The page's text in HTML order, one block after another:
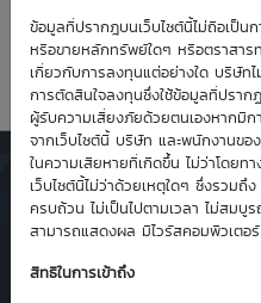
ข้อมูลที่ปรากฎบนเว็บไซต์นี้ไม่ถือเป็น
หรือขายหลักทรัพย์ใดๆ หรือตราสาร
เกี่ยวกับการลงทุนแต่อย่างใด บริษัท
การตัดสินใจลงทุนซึ่งใช้ข้อมูลที่ปราก
ผู้รับความเสี่ยงภัยด้วยตนเองหากมีก
จากเว็บไซต์นี้ บริษัท และพนักงานข
ในความเสียหายที่เกิดขึ้น ไม่ว่าโดยท
เว็บไซต์นี้ไม่ว่าด้วยเหตุใดๆ ซึ่งรวม
ครบถ้วน ไม่เป็นไปตามเวลา ไม่สม
สามารถแสดงผล มีไวรัสคอมพิวเตอ
สิทธิในการเข้าถึง
Time Decay
-3.36 %
ตารางเสนอซื้อ
DW01*